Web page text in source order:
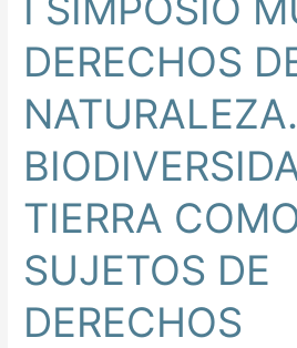
I SIMPOSIO
DERECHOS
TIERRA
SUJETOS DE
DERECHOS